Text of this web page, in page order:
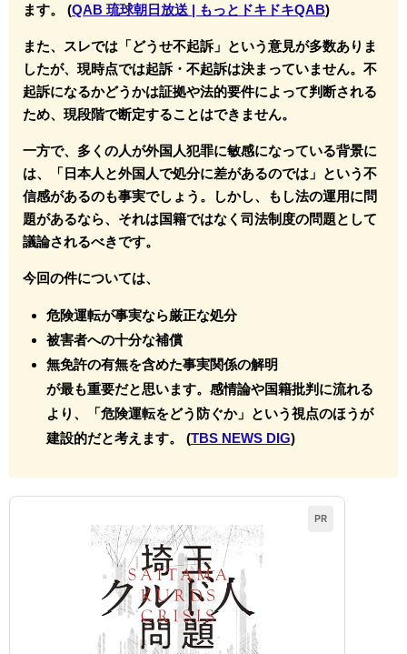
ます。 (QAB 琉球朝日放送 | もっとドキドキQAB)
また、スレでは「どうせ不起訴」という意見が多数ありま
したが、現時点では起訴・不起訴は決まっていません。不
起訴になるかどうかは証拠や法的要件によって判断される
ため、現段階で断定することはできません。
一方で、多くの人が外国人犯罪に敏感になっている背景に
は、「日本人と外国人で処分に差があるのでは」という不
信感があるのも事実でしょう。しかし、もし法の運用に問
題があるなら、それは国籍ではなく司法制度の問題として
議論されるべきです。
今回の件については、
危険運転が事実なら厳正な処分
被害者への十分な補償
無免許の有無を含めた事実関係の解明
が最も重要だと思います。感情論や国籍批判に流れる
より、「危険運転をどう防ぐか」という視点のほうが
建設的だと考えます。 (TBS NEWS DIG)
PR